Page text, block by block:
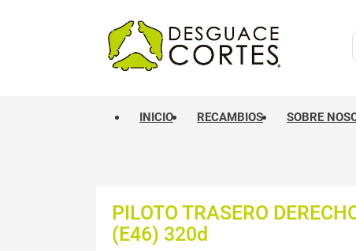
INICIO RECAMBIOS SOBRE
PILOTO TRASERO
(E46) 320d